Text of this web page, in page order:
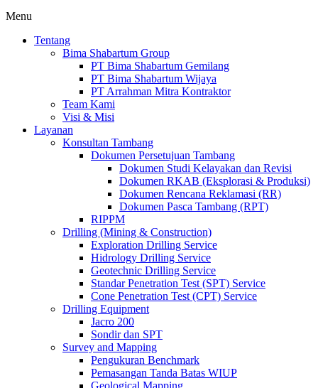
Menu
Tentang
Bima Shabartum Group
PT Bima Shabartum Gemilang
PT Bima Shabartum Wijaya
PT Arrahman Mitra Kontraktor
Team Kami
Visi & Misi
Layanan
Konsultan Tambang
Dokumen Persetujuan Tambang
Dokumen Studi Kelayakan dan Revisi
Dokumen RKAB (Eksplorasi & Produksi)
Dokumen Rencana Reklamasi (RR)
Dokumen Pasca Tambang (RPT)
RIPPM
Drilling (Mining & Construction)
Exploration Drilling Service
Hidrology Drilling Service
Geotechnic Drilling Service
Standar Penetration Test (SPT) Service
Cone Penetration Test (CPT) Service
Drilling Equipment
Jacro 200
Sondir dan SPT
Survey and Mapping
Pengukuran Benchmark
Pemasangan Tanda Batas WIUP
Geological Mapping